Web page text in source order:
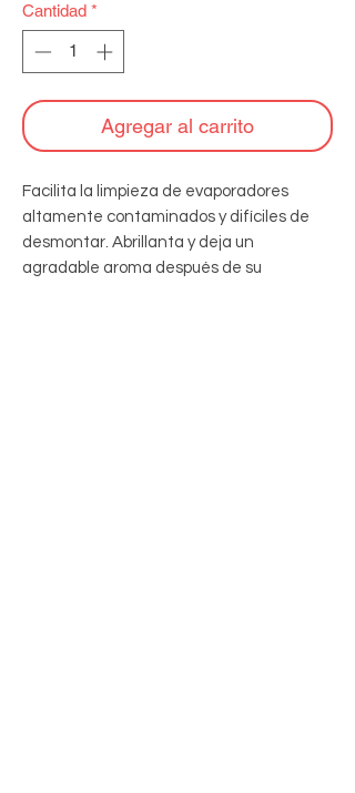
Cantidad *
Agregar al carrito
Facilita la limpieza de evaporadores
altamente contaminados y difíciles de
desmontar. Abrillanta y deja un
agradable aroma después de su